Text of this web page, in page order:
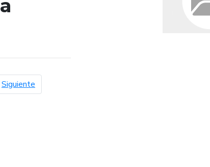
Siguientepágina siguiente